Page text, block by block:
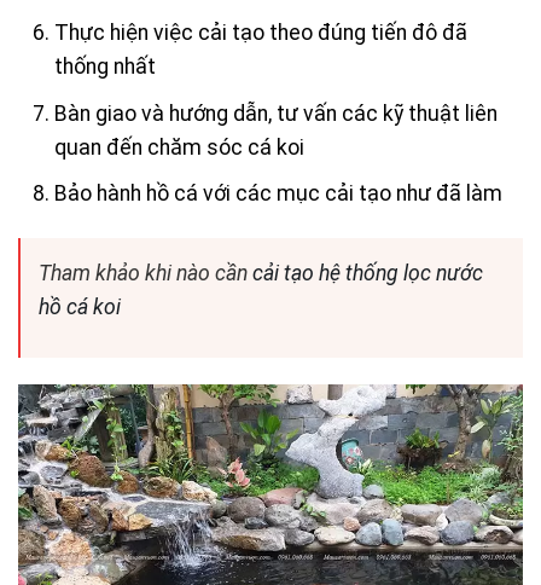
Thực hiện việc cải tạo theo đúng tiến đô đã
thống nhất
Bàn giao và hướng dẫn, tư vấn các kỹ thuật liên
quan đến chăm sóc cá koi
Bảo hành hồ cá với các mục cải tạo như đã làm
Tham khảo khi nào cần cải tạo hệ thống lọc nước
hồ cá koi